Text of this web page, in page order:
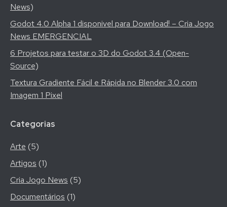
News)
Godot 4.0 Alpha 1 disponivel para Download! – Cria Jogo
News EMERGENCIAL
6 Projetos para testar o 3D do Godot 3.4 (Open-
Source)
Textura Gradiente Fácil e Rápida no Blender 3.0 com
Imagem 1 Pixel
Categorias
Arte (5)
Artigos (1)
Cria Jogo News (5)
Documentários (1)